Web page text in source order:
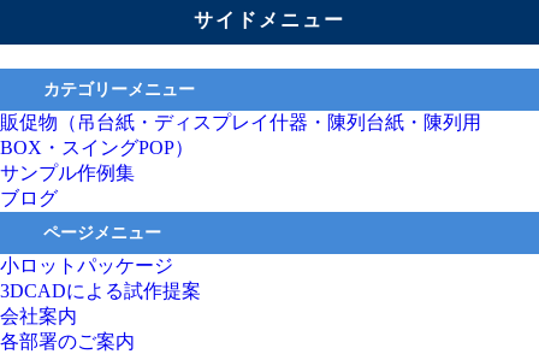
サイドメニュー
カテゴリーメニュー
販促物（吊台紙・ディスプレイ什器・陳列台紙・陳列用
BOX・スイングPOP）
サンプル作例集
ブログ
ページメニュー
小ロットパッケージ
3DCADによる試作提案
会社案内
各部署のご案内